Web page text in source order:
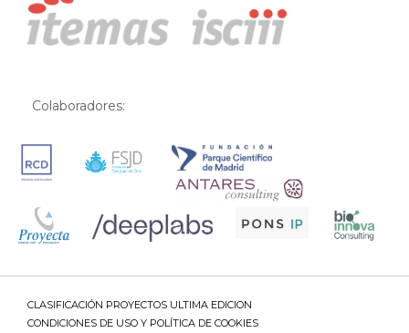
Colaboradores:
CLASIFICACIÓN PROYECTOS ULTIMA EDICION
CONDICIONES DE USO Y POLÍTICA DE COOKIES